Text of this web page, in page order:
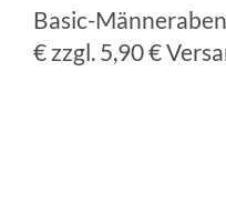
Basic-
€ zzgl. 5,90 €